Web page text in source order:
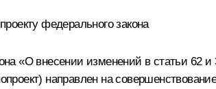
федерального закона
«О внесении изменений в статьи 62
направлен на